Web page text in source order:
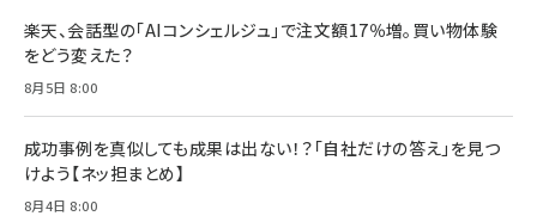
楽天、会話型の「AIコンシェルジュ」で注文額17％増。買い物体験
をどう変えた？
8月5日 8:00
成功事例を真似しても成果は出ない！？「自社だけの答え」を見つ
けよう【ネッ担まとめ】
8月4日 8:00